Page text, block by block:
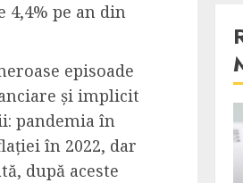
4,4% pe an din
episoade
și implicit
pandemia în
în 2022, dar
după aceste